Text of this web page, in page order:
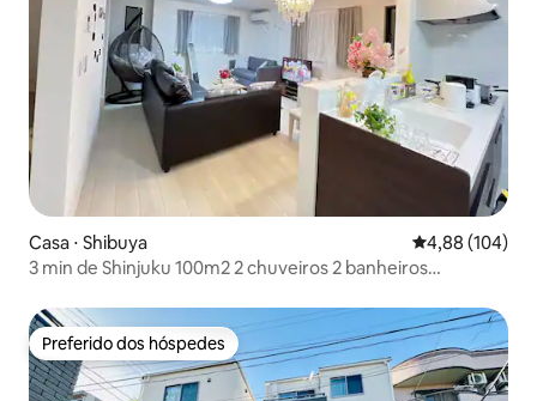
Casa ⋅ Shibuya 4,88 de uma
4,88 (104)
3 min de Shinjuku 100m2 2 chuveiros 2 banheiros
Preferido dos hóspedes
Preferido dos hóspedes